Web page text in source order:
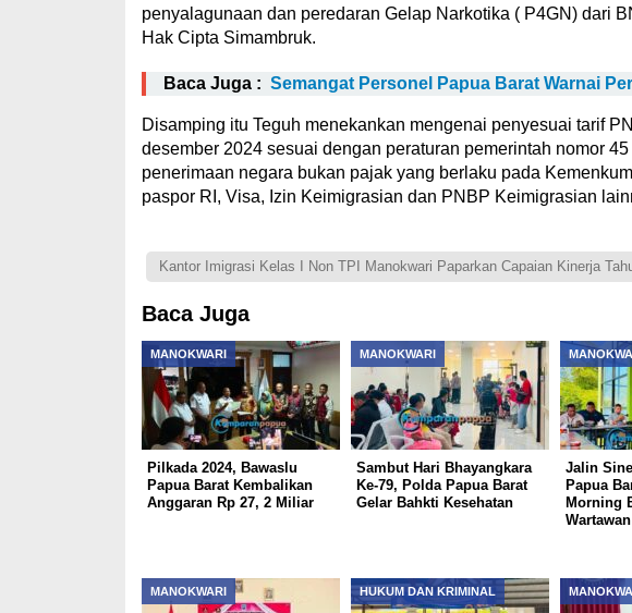
penyalagunaan dan peredaran Gelap Narkotika ( P4GN) dari
Hak Cipta Simambruk.
Baca Juga : Semangat Personel Papua Barat Warnai
Disamping itu Teguh menekankan mengenai penyesuai tarif
desember 2024 sesuai dengan peraturan pemerintah nomor
penerimaan negara bukan pajak yang berlaku pada
paspor RI, Visa, Izin Keimigrasian dan PNBP Keimigrasian
Kantor Imigrasi Kelas I Non TPI Manokwari Paparkan Capaian Kinerja
Baca Juga
MANOKWARI
Pilkada 2024, Bawaslu
Papua Barat Kembalikan
Anggaran Rp 27, 2 Miliar
MANOKWARI
Sambut Hari Bhayangkara
Ke-79, Polda Papua Barat
Gelar Bahkti Kesehatan
Jalin
Papua
Morning
Wartawan
MANOKWARI HUKUM DAN KRIMINAL